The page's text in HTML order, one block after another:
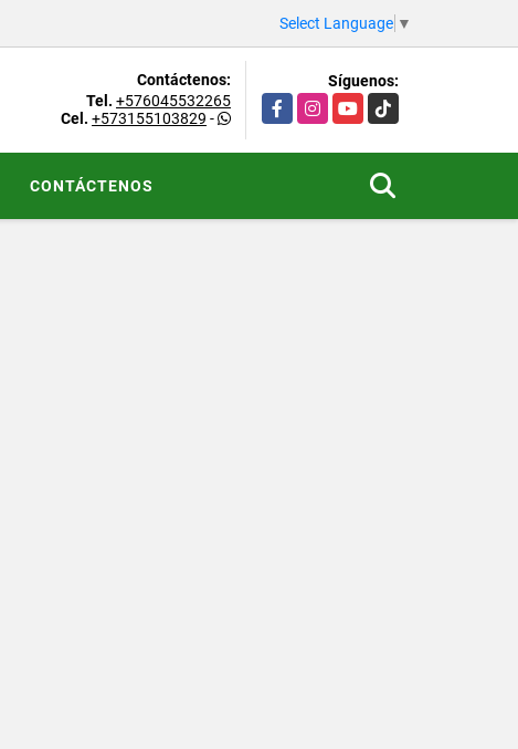
Select Language ▼
Contáctenos:
Tel. +576045532265
Cel. +573155103829 -
Síguenos:
FacebookInstagramYouTubeTikTok
CONTÁCTENOS